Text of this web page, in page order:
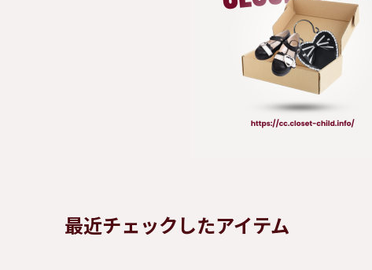
最近チェックしたアイテム